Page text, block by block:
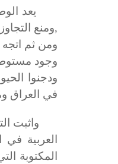
يعد
,ومنع
ومن ثم اتجه
ودجنوا
في العراق
واثبت
العربية
المكتوبة